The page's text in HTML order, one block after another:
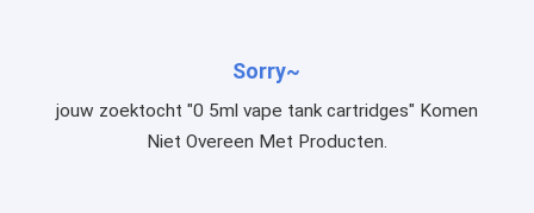
Sorry~
jouw zoektocht "0 5ml vape tank cartridges" Komen
Niet Overeen Met Producten.